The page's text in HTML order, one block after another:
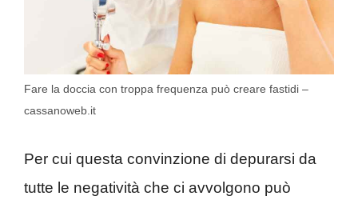
Fare la doccia con troppa frequenza può creare fastidi –
cassanoweb.it
Per cui questa convinzione di depurarsi da
tutte le negatività che ci avvolgono può